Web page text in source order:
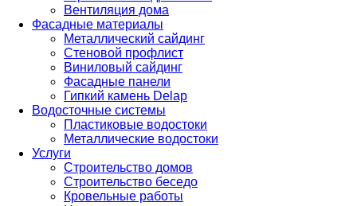
Вентиляция дома
Фасадные материалы
Металлический сайдинг
Стеновой профлист
Виниловый сайдинг
Фасадные панели
Гипкий камень Delap
Водосточные системы
Пластиковые водостоки
Металлические водостоки
Услуги
Строительство домов
Строительство беседо
Кровельные работы